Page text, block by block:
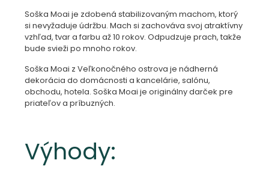
Soška Moai je zdobená stabilizovaným machom, ktorý
si nevyžaduje údržbu. Mach si zachováva svoj atraktívny
vzhľad, tvar a farbu až 10 rokov. Odpudzuje prach, takže
bude svieži po mnoho rokov.
Soška Moai z Veľkonočného ostrova je nádherná
dekorácia do domácnosti a kancelárie, salónu,
obchodu, hotela. Soška Moai je originálny darček pre
priateľov a príbuzných.
Výhody: